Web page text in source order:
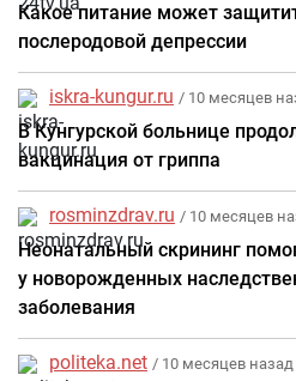
Какое питание может
послеродовой депрессии
iskra-kungur.ru / 10 месяцев
В Кунгурской больнице
вакцинация от гриппа
rosminzdrav.ru / 10 месяцев
Неонатальный скрининг
у новорожденных
заболевания
politeka.net / 10 месяцев назад